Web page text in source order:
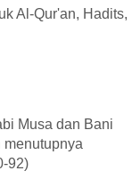
Al-Qur'an, Hadits,
Musa dan Bani
menutupnya
92)